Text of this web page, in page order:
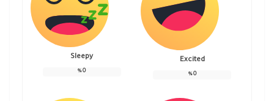
Excited
0
%
Sleepy
0
%